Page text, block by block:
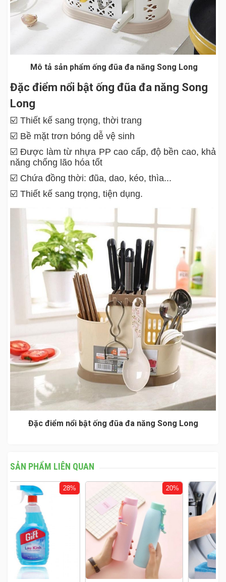
Mô tả sản phẩm ống đũa đa năng Song Long
Đặc điểm nổi bật ống đũa đa năng Song
Long
☑️ Thiết kế sang trọng, thời trang
☑️ Bề mặt trơn bóng dễ vệ sinh
☑️ Được làm từ nhựa PP cao cấp, độ bền cao, khả
năng chống lão hóa tốt
☑️ Chứa đồng thời: đũa, dao, kéo, thìa...
☑️ Thiết kế sang trọng, tiện dụng.
Đặc điểm nổi bật ống đũa đa năng Song Long
SẢN PHẨM LIÊN QUAN
13%